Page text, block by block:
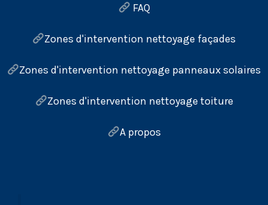
FAQ
Zones d'intervention nettoyage façades
Zones d'intervention nettoyage panneaux solaires
Zones d'intervention nettoyage toiture
A propos